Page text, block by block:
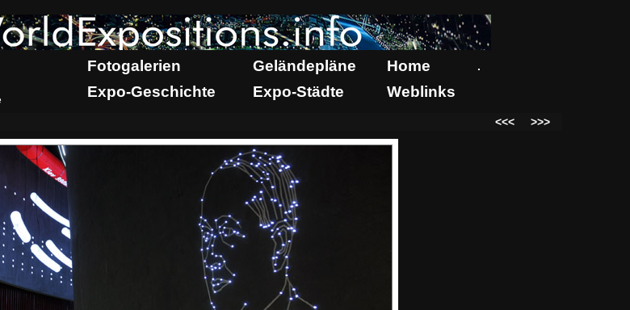
Fotogalerien Geländepläne Home .
Expo-Geschichte Expo-Städte Weblinks
<<< >>>